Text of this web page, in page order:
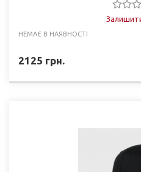
НЕМАЄ В НАЯВНОСТІ
2125 грн.